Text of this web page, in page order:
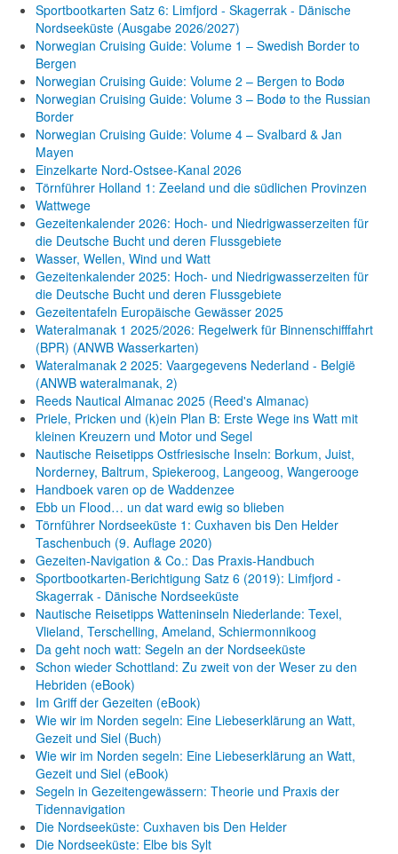
Sportbootkarten Satz 6: Limfjord - Skagerrak - Dänische
Nordseeküste (Ausgabe 2026/2027)
Norwegian Cruising Guide: Volume 1 – Swedish Border to
Bergen
Norwegian Cruising Guide: Volume 2 – Bergen to Bodø
Norwegian Cruising Guide: Volume 3 – Bodø to the Russian
Border
Norwegian Cruising Guide: Volume 4 – Svalbard & Jan
Mayen
Einzelkarte Nord-Ostsee-Kanal 2026
Törnführer Holland 1: Zeeland und die südlichen Provinzen
Wattwege
Gezeitenkalender 2026: Hoch- und Niedrigwasserzeiten für
die Deutsche Bucht und deren Flussgebiete
Wasser, Wellen, Wind und Watt
Gezeitenkalender 2025: Hoch- und Niedrigwasserzeiten für
die Deutsche Bucht und deren Flussgebiete
Gezeitentafeln Europäische Gewässer 2025
Wateralmanak 1 2025/2026: Regelwerk für Binnenschifffahrt
(BPR) (ANWB Wasserkarten)
Wateralmanak 2 2025: Vaargegevens Nederland - België
(ANWB wateralmanak, 2)
Reeds Nautical Almanac 2025 (Reed's Almanac)
Priele, Pricken und (k)ein Plan B: Erste Wege ins Watt mit
kleinen Kreuzern und Motor und Segel
Nautische Reisetipps Ostfriesische Inseln: Borkum, Juist,
Norderney, Baltrum, Spiekeroog, Langeoog, Wangerooge
Handboek varen op de Waddenzee
Ebb un Flood… un dat ward ewig so blieben
Törnführer Nordseeküste 1: Cuxhaven bis Den Helder
Taschenbuch (9. Auflage 2020)
Gezeiten-Navigation & Co.: Das Praxis-Handbuch
Sportbootkarten-Berichtigung Satz 6 (2019): Limfjord -
Skagerrak - Dänische Nordseeküste
Nautische Reisetipps Watteninseln Niederlande: Texel,
Vlieland, Terschelling, Ameland, Schiermonnikoog
Da geht noch watt: Segeln an der Nordseeküste
Schon wieder Schottland: Zu zweit von der Weser zu den
Hebriden (eBook)
Im Griff der Gezeiten (eBook)
Wie wir im Norden segeln: Eine Liebeserklärung an Watt,
Gezeit und Siel (Buch)
Wie wir im Norden segeln: Eine Liebeserklärung an Watt,
Gezeit und Siel (eBook)
Segeln in Gezeitengewässern: Theorie und Praxis der
Tidennavigation
Die Nordseeküste: Cuxhaven bis Den Helder
Die Nordseeküste: Elbe bis Sylt